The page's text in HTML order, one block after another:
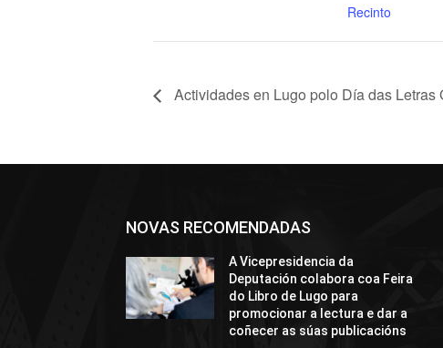
Recinto
Actividades en Lugo polo Día das Letras
NOVAS RECOMENDADAS
A Vicepresidencia da
Deputación colabora coa Feira
do Libro de Lugo para
promocionar a lectura e dar a
coñecer as súas publicacións